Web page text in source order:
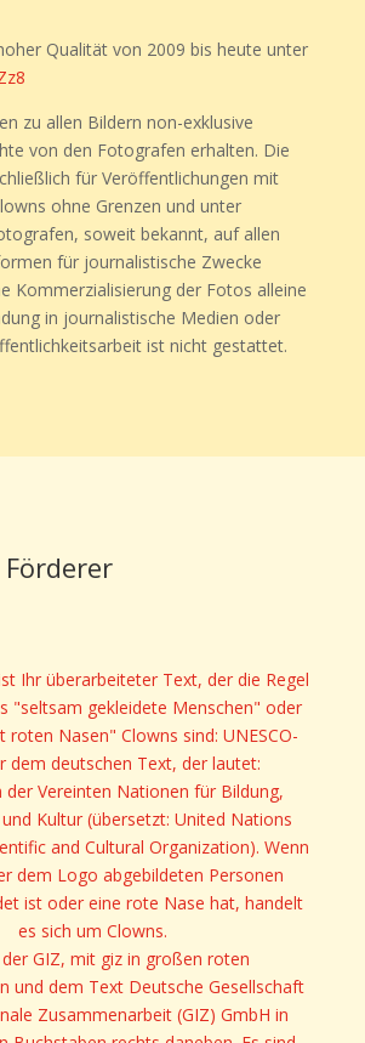
Qualität von 2009 bis heute unter
zu allen Bildern non-exklusive
von den Fotografen erhalten. Die
für Veröffentlichungen mit
ohne Grenzen und unter
soweit bekannt, auf allen
für journalistische Zwecke
Kommerzialisierung der Fotos alleine
in journalistische Medien oder
ist nicht gestattet.